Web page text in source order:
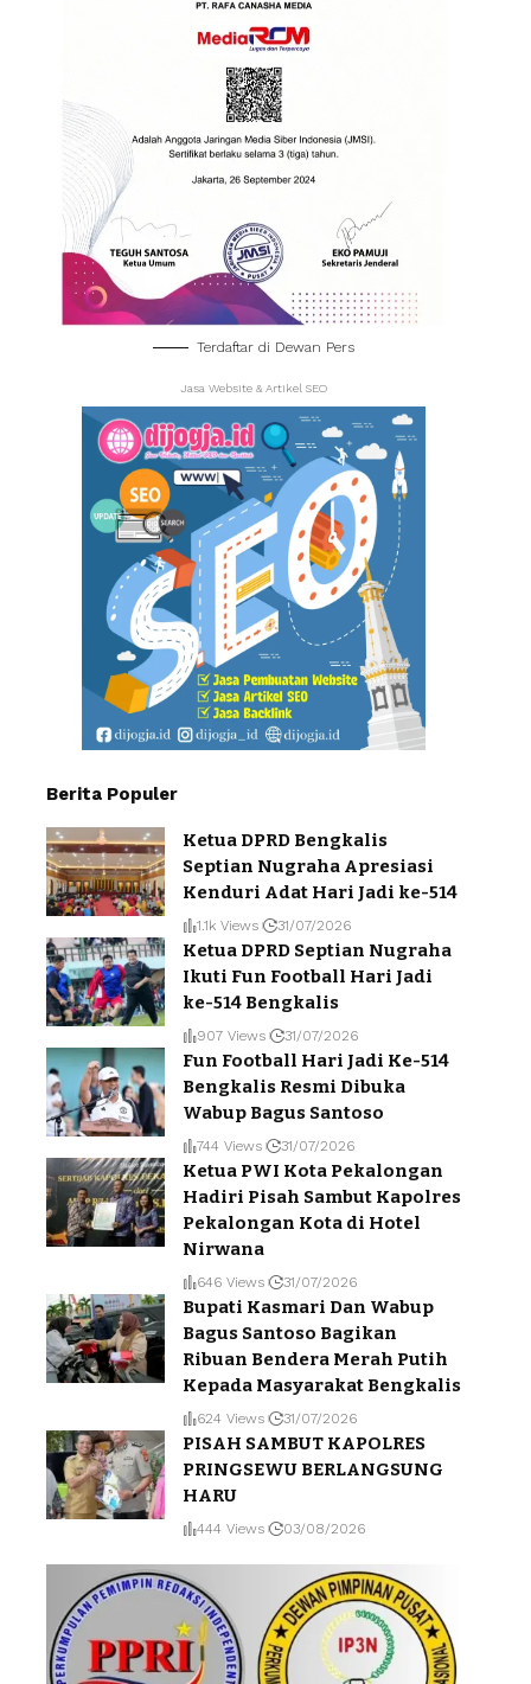
Terdaftar di Dewan Pers
Jasa Website & Artikel SEO
Berita Populer
Ketua DPRD Bengkalis
Septian Nugraha Apresiasi
Kenduri Adat Hari Jadi ke-514
1.1k Views 31/07/2026
Ketua DPRD Septian Nugraha
Ikuti Fun Football Hari Jadi
ke-514 Bengkalis
907 Views 31/07/2026
Fun Football Hari Jadi Ke-514
Bengkalis Resmi Dibuka
Wabup Bagus Santoso
744 Views 31/07/2026
Ketua PWI Kota Pekalongan
Hadiri Pisah Sambut Kapolres
Pekalongan Kota di Hotel
Nirwana
646 Views 31/07/2026
Bupati Kasmari Dan Wabup
Bagus Santoso Bagikan
Ribuan Bendera Merah Putih
Kepada Masyarakat Bengkalis
624 Views 31/07/2026
PISAH SAMBUT KAPOLRES
PRINGSEWU BERLANGSUNG
HARU
444 Views 03/08/2026